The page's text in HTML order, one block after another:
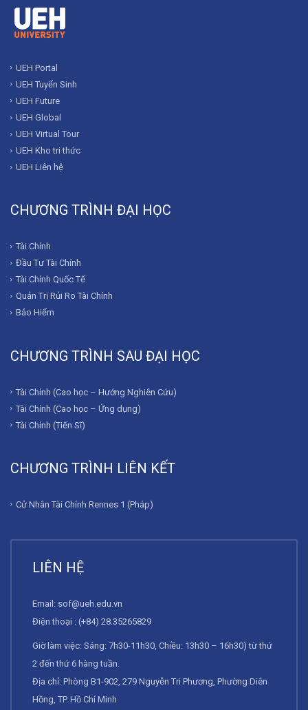
UEH Portal
UEH Tuyển Sinh
UEH Future
UEH Global
UEH Virtual Tour
UEH Kho tri thức
UEH Liên hệ
CHƯƠNG TRÌNH ĐẠI HỌC
Tài Chính
Đầu Tư Tài Chính
Tài Chính Quốc Tế
Quản Trị Rủi Ro Tài Chính
Bảo Hiểm
CHƯƠNG TRÌNH SAU ĐẠI HỌC
Tài Chính (Cao học – Hướng Nghiên Cứu)
Tài Chính (Cao học – Ứng dụng)
Tài Chính (Tiến Sĩ)
CHƯƠNG TRÌNH LIÊN KẾT
Cử Nhân Tài Chính Rennes 1 (Pháp)
LIÊN HỆ
Email: sof@ueh.edu.vn
Điện thoại : (+84) 28.35265829
Giờ làm việc: Sáng: 7h30-11h30, Chiều: 13h30 – 16h30) từ thứ
2 đến thứ 6 hàng tuần.
Địa chỉ: Phòng B1-902, 279 Nguyễn Tri Phương, Phường Diên
Hồng, TP. Hồ Chí Minh